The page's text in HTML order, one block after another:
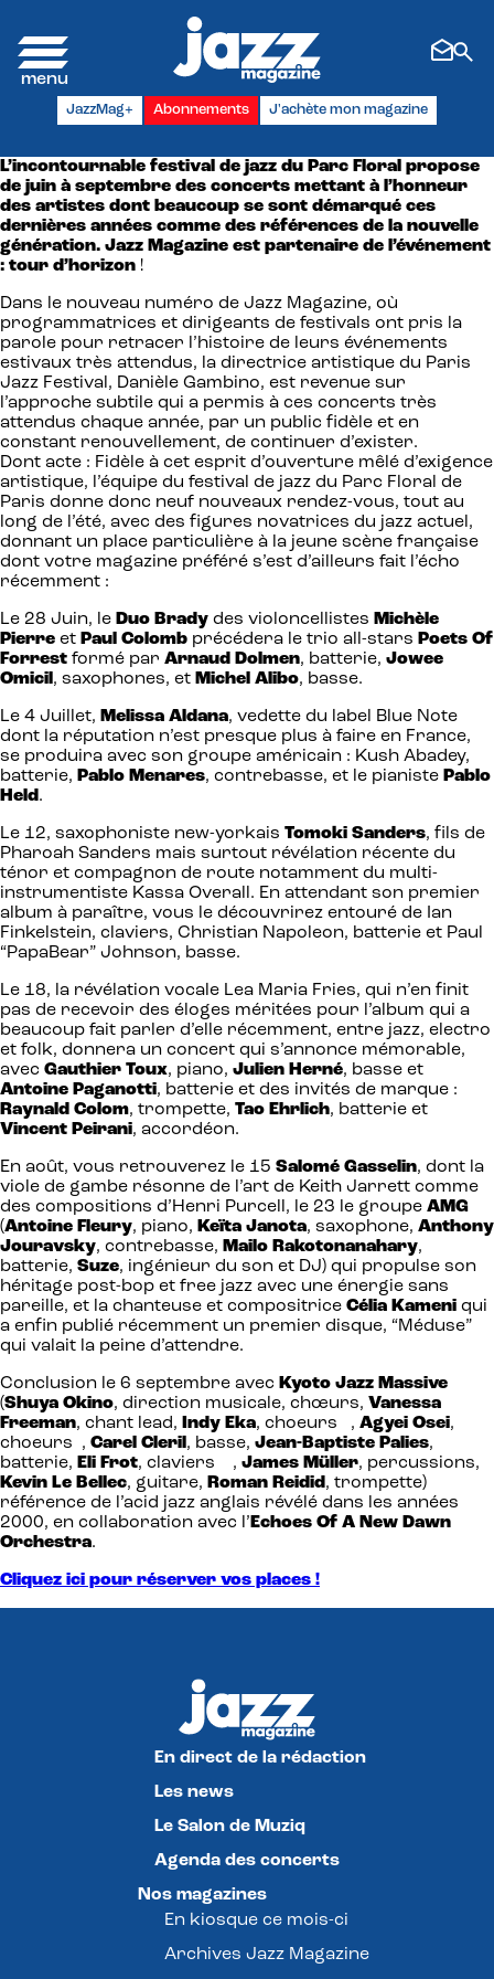
JazzMag+ Abonnements J'achète mon magazine
L’incontournable festival de jazz du Parc Floral propose
de juin à septembre des concerts mettant à l’honneur
des artistes dont beaucoup se sont démarqué ces
dernières années comme des références de la nouvelle
génération. Jazz Magazine est partenaire de l’événement
: tour d’horizon !
Dans le nouveau numéro de Jazz Magazine, où
programmatrices et dirigeants de festivals ont pris la
parole pour retracer l’histoire de leurs événements
estivaux très attendus, la directrice artistique du Paris
Jazz Festival, Danièle Gambino, est revenue sur
l’approche subtile qui a permis à ces concerts très
attendus chaque année, par un public fidèle et en
constant renouvellement, de continuer d’exister.
Dont acte : Fidèle à cet esprit d’ouverture mêlé d’exigence
artistique, l’équipe du festival de jazz du Parc Floral de
Paris donne donc neuf nouveaux rendez-vous, tout au
long de l’été, avec des figures novatrices du jazz actuel,
donnant un place particulière à la jeune scène française
dont votre magazine préféré s’est d’ailleurs fait l’écho
récemment :
Le 28 Juin, le Duo Brady des violoncellistes Michèle
Pierre et Paul Colomb précédera le trio all-stars Poets Of
Forrest formé par Arnaud Dolmen, batterie, Jowee
Omicil , saxophones, et Michel Alibo, basse.
Le 4 Juillet, Melissa Aldana, vedette du label Blue Note
dont la réputation n’est presque plus à faire en France,
se produira avec son groupe américain : Kush Abadey,
batterie, Pablo Menares, contrebasse, et le pianiste Pablo
Held .
Le 12, saxophoniste new-yorkais Tomoki Sanders, fils de
Pharoah Sanders mais surtout révélation récente du
ténor et compagnon de route notamment du multi-
instrumentiste Kassa Overall. En attendant son premier
album à paraître, vous le découvrirez entouré de Ian
Finkelstein, claviers, Christian Napoleon, batterie et Paul
“PapaBear” Johnson, basse.
Le 18, la révélation vocale Lea Maria Fries, qui n’en finit
pas de recevoir des éloges méritées pour l’album qui a
beaucoup fait parler d’elle récemment, entre jazz, electro
et folk, donnera un concert qui s’annonce mémorable,
avec Gauthier Toux, piano, Julien Herné, basse et
Antoine Paganotti, batterie et des invités de marque :
Raynald Colom, trompette, Tao Ehrlich, batterie et
Vincent Peirani, accordéon.
En août, vous retrouverez le 15 Salomé Gasselin, dont la
viole de gambe résonne de l’art de Keith Jarrett comme
des compositions d’Henri Purcell, le 23 le groupe AMG
(Antoine Fleury, piano, Keïta Janota, saxophone, Anthony
Jouravsky, contrebasse, Mailo Rakotonanahary,
batterie, Suze, ingénieur du son et DJ) qui propulse son
héritage post-bop et free jazz avec une énergie sans
pareille, et la chanteuse et compositrice Célia Kameni qui
a enfin publié récemment un premier disque, “Méduse”
qui valait la peine d’attendre.
Conclusion le 6 septembre avec Kyoto Jazz Massive
(Shuya Okino, direction musicale, chœurs, Vanessa
Freeman, chant lead, Indy Eka, choeurs , Agyei Osei,
choeurs , Carel Cleril , basse, Jean-Baptiste Palies,
batterie, Eli Frot, claviers , James Müller, percussions,
Kevin Le Bellec, guitare, Roman Reidid , trompette)
référence de l’acid jazz anglais révélé dans les années
2000, en collaboration avec l’ Echoes Of A New Dawn
Orchestra.
Cliquez ici pour réserver vos places !
En direct de la rédaction
Les news
Le Salon de Muziq
Agenda des concerts
Nos magazines
En kiosque ce mois-ci
Archives Jazz Magazine